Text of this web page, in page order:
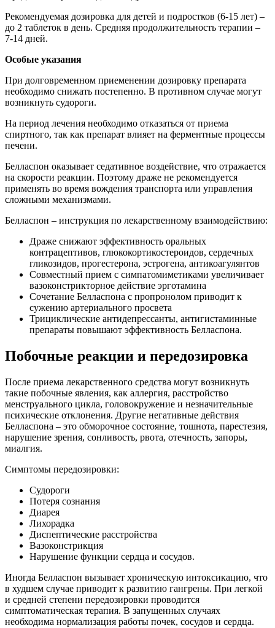
Рекомендуемая дозировка для детей и подростков (6-15 лет) –
до 2 таблеток в день. Средняя продолжительность терапии –
7-14 дней.
Особые указания
При долговременном приеменении дозировку препарата
необходимо снижать постепенно. В противном случае могут
возникнуть судороги.
На период лечения необходимо отказаться от приема
спиртного, так как препарат влияет на ферментные процессы
печени.
Белласпон оказывает седативное воздействие, что отражается
на скорости реакции. Поэтому драже не рекомендуется
применять во время вождения транспорта или управления
сложными механизмами.
Белласпон – инструкция по лекарственному взаимодействию:
Драже снижают эффективность оральных
контрацептивов, глюкокортикостероидов, сердечных
гликозидов, прогестерона, эстрогена, антикоагулянтов
Совместный прием с симпатомиметиками увеличивает
вазоконстрикторное действие эрготамина
Сочетание Белласпона с пропронолом приводит к
сужению артериального просвета
Трициклические антидепрессанты, антигистаминные
препараты повышают эффективность Белласпона.
Побочные реакции и передозировка
После приема лекарственного средства могут возникнуть
такие побочные явления, как аллергия, расстройство
менструального цикла, головокружение и незначительные
психические отклонения. Другие негативные действия
Белласпона – это обморочное состояние, тошнота, парестезия,
нарушение зрения, сонливость, рвота, отечность, запоры,
миалгия.
Симптомы передозировки:
Судороги
Потеря сознания
Диарея
Лихорадка
Диспептические расстройства
Вазоконстрикция
Нарушение функции сердца и сосудов.
Иногда Белласпон вызывает хроническую интоксикацию, что
в худшем случае приводит к развитию гангрены. При легкой
и средней степени передозировки проводится
симптоматическая терапия. В запущенных случаях
необходима нормализация работы почек, сосудов и сердца.